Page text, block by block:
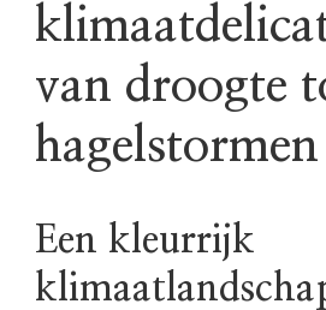
van droogte
hagelstormen
Een kleurrijk